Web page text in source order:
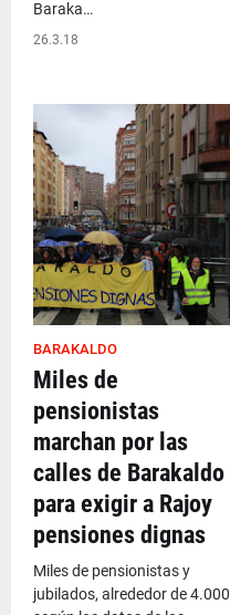
Baraka…
26.3.18
BARAKALDO
Miles de
pensionistas
marchan por las
calles de Barakaldo
para exigir a Rajoy
pensiones dignas
Miles de pensionistas y
jubilados, alrededor de 4.000